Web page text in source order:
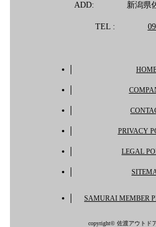
ADD: 新潟県
TEL :
PRIVACY
LEGAL
SAMURAI MEMBER
copyright© 佐渡アウトド